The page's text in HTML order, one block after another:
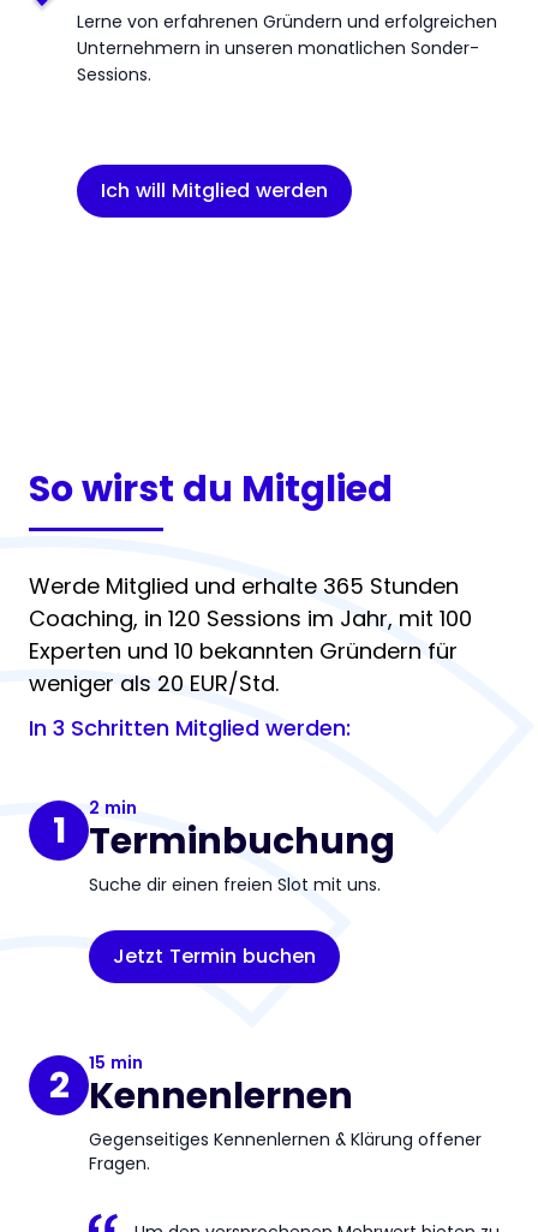
Lerne von erfahrenen Gründern und erfolgreichen
Unternehmern in unseren monatlichen Sonder-
Sessions.
Ich will Mitglied werden
So wirst du Mitglied
Werde Mitglied und erhalte 365 Stunden
Coaching, in 120 Sessions im Jahr, mit 100
Experten und 10 bekannten Gründern für
weniger als 20 EUR/Std.
In 3 Schritten Mitglied werden:
1 2 min
Terminbuchung
Suche dir einen freien Slot mit uns.
Jetzt Termin buchen
2 15 min
Kennenlernen
Gegenseitiges Kennenlernen & Klärung offener
Fragen.